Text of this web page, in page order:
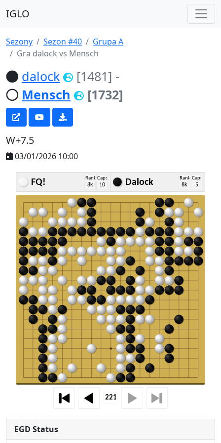
IGLO
Sezony Sezon #40
Grupa A
Gra dalock vs Mensch
dalock [1481] -
Mensch
[1732]
W+7.5
03/01/2026 10:00
FQ! Rank
8k
Caps
10 Dalock Rank
8k
Caps
5
EGD Status